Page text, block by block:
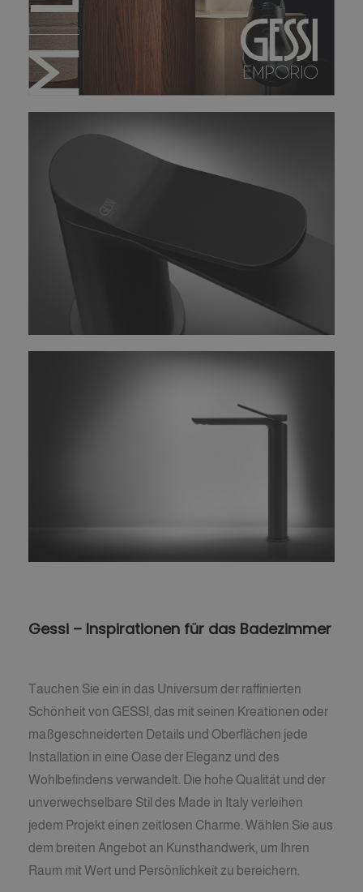
Gessi – Inspirationen für das Badezimmer
Tauchen Sie ein in das Universum der raffinierten
Schönheit von GESSI, das mit seinen Kreationen oder
maßgeschneiderten Details und Oberflächen jede
Installation in eine Oase der Eleganz und des
Wohlbefindens verwandelt. Die hohe Qualität und der
unverwechselbare Stil des Made in Italy verleihen
jedem Projekt einen zeitlosen Charme. Wählen Sie aus
dem breiten Angebot an Kunsthandwerk, um Ihren
Raum mit Wert und Persönlichkeit zu bereichern.